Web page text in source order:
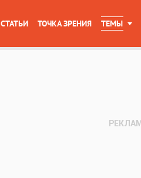
СТАТЬИ ТОЧКА ЗРЕНИЯ ТЕМЫ